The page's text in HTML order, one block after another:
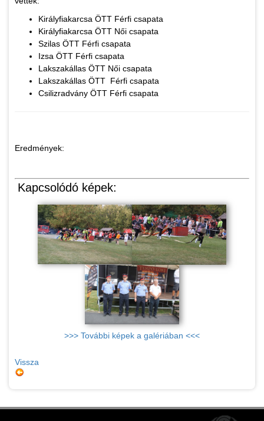
Királyfiakarcsa ÖTT Férfi csapata
Királyfiakarcsa ÖTT Női csapata
Szilas ÖTT Férfi csapata
Izsa ÖTT Férfi csapata
Lakszakállas ÖTT Női csapata
Lakszakállas ÖTT Férfi csapata
Csilizradvány ÖTT Férfi csapata
Eredmények:
Kapcsolódó képek:
>>> További képek a galériában <<<
Vissza